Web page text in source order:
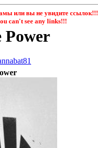
или вы не увидите ссылок!!!
саn't see any links!!!
Power